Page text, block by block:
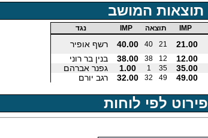
תוצאות המושב
IMP תוצאה IMP נגד
21.00
21
40
40.00
רשף אופיר
12.00
12
38
38.00
בנין בר רוני
35.00
35
1
1.00
גפנר אברהם
49.00
49
32
32.00 רגב יורם
פירוט לפי לוחות